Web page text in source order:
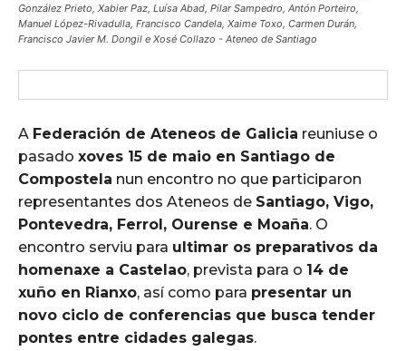
González Prieto, Xabier Paz, Luísa Abad, Pilar Sampedro, Antón Porteiro,
Manuel López-Rivadulla, Francisco Candela, Xaime Toxo, Carmen Durán,
Francisco Javier M. Dongil e Xosé Collazo - Ateneo de Santiago
A Federación de Ateneos de Galicia reuniuse o
pasado xoves 15 de maio en Santiago de
Compostela nun encontro no que participaron
representantes dos Ateneos de Santiago, Vigo,
Pontevedra, Ferrol, Ourense e Moaña. O
encontro serviu para ultimar os preparativos da
homenaxe a Castelao, prevista para o 14 de
xuño en Rianxo, así como para presentar un
novo ciclo de conferencias que busca tender
pontes entre cidades galegas.